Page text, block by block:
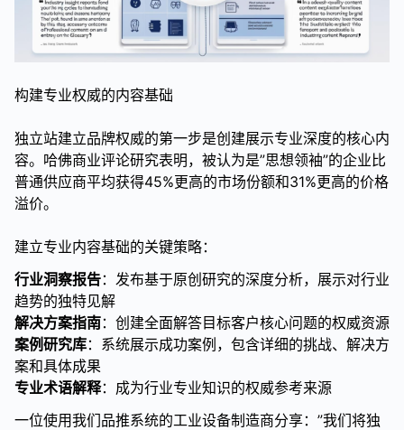
构建专业权威的内容基础
独立站建立品牌权威的第一步是创建展示专业深度的核心内
容。哈佛商业评论研究表明，被认为是”思想领袖”的企业比
普通供应商平均获得45%更高的市场份额和31%更高的价格
溢价。
建立专业内容基础的关键策略：
行业洞察报告：发布基于原创研究的深度分析，展示对行业
趋势的独特见解
解决方案指南：创建全面解答目标客户核心问题的权威资源
案例研究库：系统展示成功案例，包含详细的挑战、解决方
案和具体成果
专业术语解释：成为行业专业知识的权威参考来源
一位使用我们品推系统的工业设备制造商分享：”我们将独